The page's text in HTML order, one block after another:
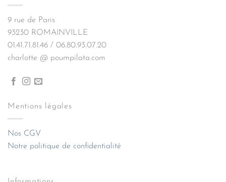
9 rue de Paris
93230 ROMAINVILLE
01.41.71.81.46 / 06.80.93.07.20
charlotte @ poumpilata.com
Mentions légales
Nos CGV
Notre politique de confidentialité